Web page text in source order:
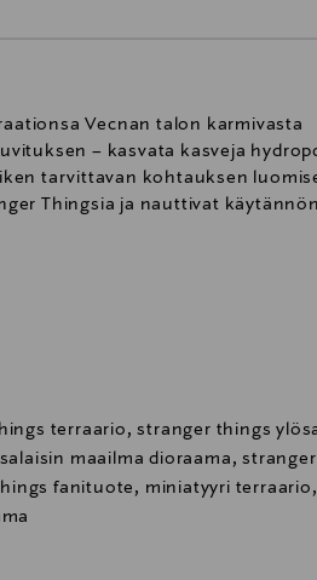
Vecnan talon karmivasta
– kasvata kasveja
tarvittavan kohtauksen
Thingsia ja nauttivat
terraario, stranger things
maailma dioraama,
fanituote, miniatyyri